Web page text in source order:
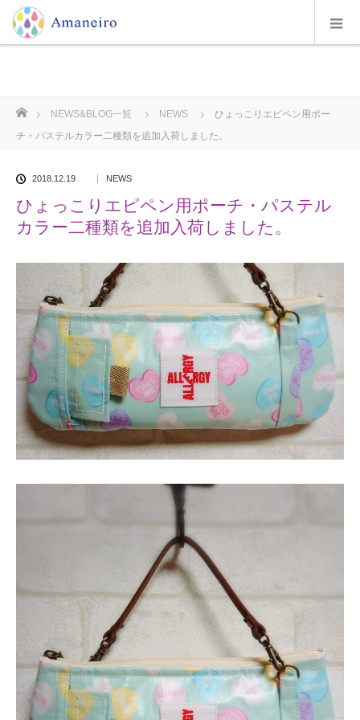
ホーム
NEWS&BLOG一覧 NEWS
ひょっこりエピペン用ポー
チ・パステルカラー二種類を追加入荷しました。
2018.12.19 NEWS
ひょっこりエピペン用ポーチ・パステル
カラー二種類を追加入荷しました。